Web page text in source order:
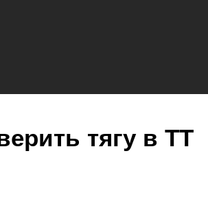
тягу в ТТ